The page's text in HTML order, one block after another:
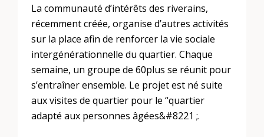
La communauté d’intérêts des riverains,
récemment créée, organise d’autres activités
sur la place afin de renforcer la vie sociale
intergénérationnelle du quartier. Chaque
semaine, un groupe de 60plus se réunit pour
s’entraîner ensemble. Le projet est né suite
aux visites de quartier pour le “quartier
adapté aux personnes âgées&#8221 ;.